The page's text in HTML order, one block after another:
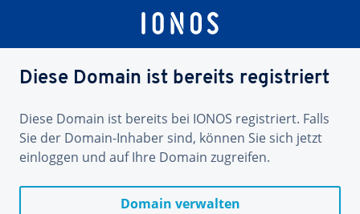
Diese Domain ist bereits registriert
Diese Domain ist bereits bei IONOS registriert. Falls
Sie der Domain-Inhaber sind, können Sie sich jetzt
einloggen und auf Ihre Domain zugreifen.
Domain verwalten